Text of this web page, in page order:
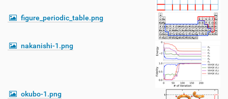
figure_periodic_table.png
nakanishi-1.png
okubo-1.png